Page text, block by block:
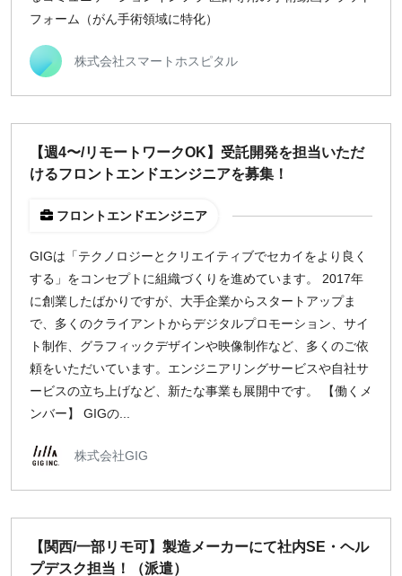
フォーム（がん手術領域に特化）
株式会社スマートホスピタル
【週4〜/リモートワークOK】受託開発を担当いただ
けるフロントエンドエンジニアを募集！
フロントエンドエンジニア
GIGは「テクノロジーとクリエイティブでセカイをより良く
する」をコンセプトに組織づくりを進めています。 2017年
に創業したばかりですが、大手企業からスタートアップま
で、多くのクライアントからデジタルプロモーション、サイ
ト制作、グラフィックデザインや映像制作など、多くのご依
頼をいただいています。エンジニアリングサービスや自社サ
ービスの立ち上げなど、新たな事業も展開中です。 【働くメ
ンバー】 GIGの...
株式会社GIG
【関西/一部リモ可】製造メーカーにて社内SE・ヘル
プデスク担当！（派遣）